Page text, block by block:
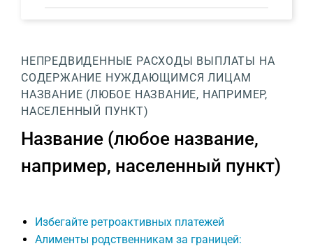
НЕПРЕДВИДЕННЫЕ РАСХОДЫ ВЫПЛАТЫ НА
СОДЕРЖАНИЕ НУЖДАЮЩИМСЯ ЛИЦАМ
НАЗВАНИЕ (ЛЮБОЕ НАЗВАНИЕ, НАПРИМЕР,
НАСЕЛЕННЫЙ ПУНКТ)
Название (любое название,
например, населенный пункт)
Избегайте ретроактивных платежей
Алименты родственникам за границей: